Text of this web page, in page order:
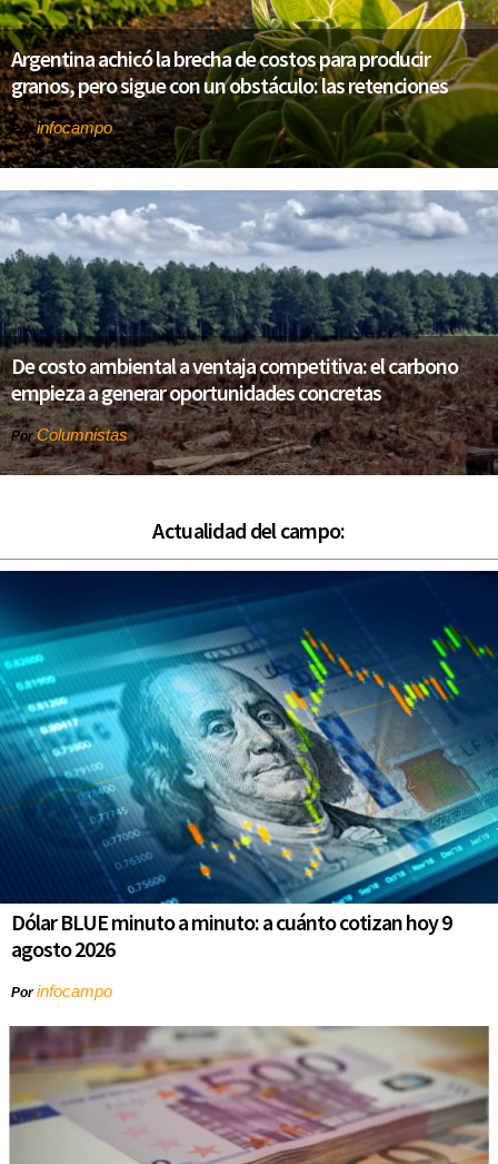
Argentina achicó la brecha de costos para producir
granos, pero sigue con un obstáculo: las retenciones
Porinfocampo
De costo ambiental a ventaja competitiva: el carbono
empieza a generar oportunidades concretas
PorColumnistas
Actualidad del campo:
Dólar BLUE minuto a minuto: a cuánto cotizan hoy 9
agosto 2026
Porinfocampo